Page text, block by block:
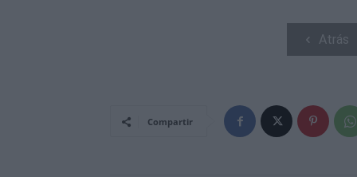
Atrás
Compartir